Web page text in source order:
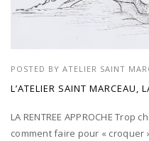
POSTED BY ATELIER SAINT
L’ATELIER SAINT MARCEAU,
LA RENTREE APPROCHE
comment faire pour « croquer